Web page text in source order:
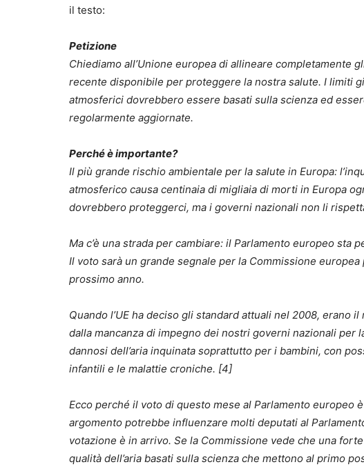
il testo:
Petizione
Chiediamo all’Unione europea di allineare completamente
recente disponibile per proteggere la nostra salute. I limiti
atmosferici dovrebbero essere basati sulla scienza ed
regolarmente aggiornate.
Perché è importante?
Il più grande rischio ambientale per la salute in Europa:
atmosferico causa centinaia di migliaia di morti in Europa
dovrebbero proteggerci, ma i governi nazionali non li
Ma c’è una strada per cambiare: il Parlamento europeo sta
Il voto sarà un grande segnale per la Commissione
prossimo anno.
Quando l’UE ha deciso gli standard attuali nel 2008,
dalla mancanza di impegno dei nostri governi nazionali
dannosi dell’aria inquinata soprattutto per i bambini, con
infantili e le malattie croniche. [4]
Ecco perché il voto di questo mese al Parlamento europeo
argomento potrebbe influenzare molti deputati al
votazione è in arrivo. Se la Commissione vede che una
qualità dell’aria basati sulla scienza che mettono al primo